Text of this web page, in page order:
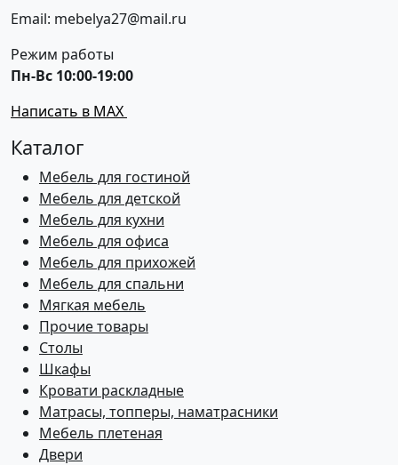
Email: mebelya27@mail.ru
Режим работы
Пн-Вс 10:00-19:00
Написать в MAX
Каталог
Мебель для гостиной
Мебель для детской
Мебель для кухни
Мебель для офиса
Мебель для прихожей
Мебель для спальни
Мягкая мебель
Прочие товары
Столы
Шкафы
Кровати раскладные
Матрасы, топперы, наматрасники
Мебель плетеная
Двери